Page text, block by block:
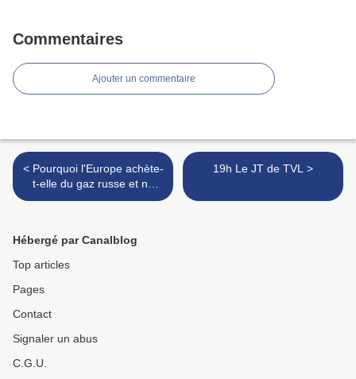
Commentaires
Ajouter un commentaire
< Pourquoi l'Europe achète-
t-elle du gaz russe et ne
veut-elle pas acheter du
19h Le JT de TVL >
Hébergé par Canalblog
Top articles
Pages
Contact
Signaler un abus
C.G.U.